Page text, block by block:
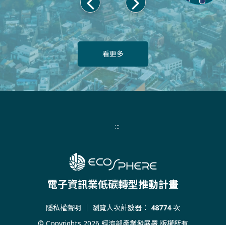
上
一
頁
下
一
頁
看更多
:::
電子資訊業低碳轉型推動計畫
隱私權聲明 ｜ 瀏覽人次計數器： 48774次